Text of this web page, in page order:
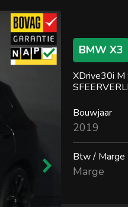
BMW X3
XDrive30i M
Bouwjaar
2019
Btw / Marge
Marge